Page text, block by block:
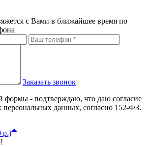
с Вами в ближайшее время по
Заказать звонок
формы - подтверждаю, что даю согласие
персональных данных, согласно 152-ФЗ.
р.)